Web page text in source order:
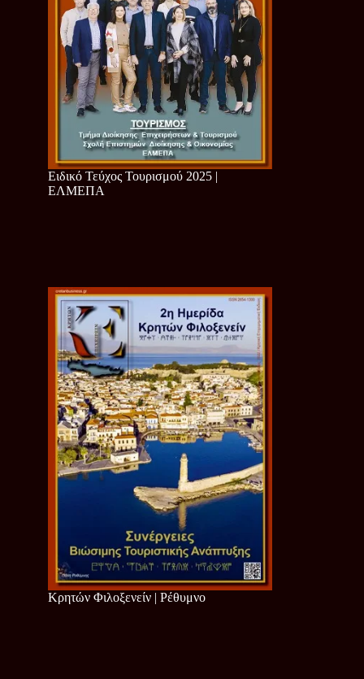
Ειδικό Τεύχος Τουρισμού 2025 |
ΕΛΜΕΠΑ
Κρητών Φιλοξενείν | Ρέθυμνο